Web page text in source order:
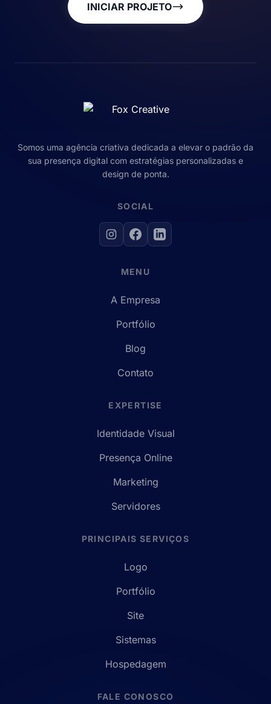
INICIAR PROJETO
Somos uma agência criativa dedicada a elevar o padrão da
sua presença digital com estratégias personalizadas e
design de ponta.
SOCIAL
MENU
A Empresa
Portfólio
Blog
Contato
EXPERTISE
Identidade Visual
Presença Online
Marketing
Servidores
PRINCIPAIS SERVIÇOS
Logo
Portfólio
Site
Sistemas
Hospedagem
FALE CONOSCO